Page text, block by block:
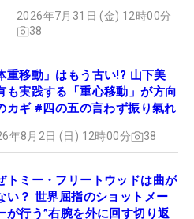
2026年7月31日 (金) 12時00分
38
重移動」はもう古い!? 山下美
も実践する「重心移動」が方向
カギ #四の五の言わず振り氣れ
年8月2日 (日) 12時00分 38
トミー・フリートウッドは曲が
い？ 世界屈指のショットメー
が行う”右腕を外に回す切り返